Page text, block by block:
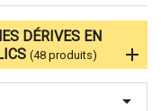
DÉRIVES EN
(48 produits)
